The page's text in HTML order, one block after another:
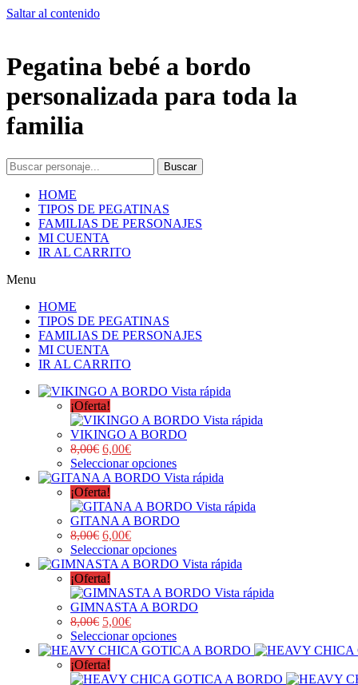
Saltar al contenido
Pegatina bebé a bordo
personalizada para toda la
familia
Buscar
HOME
TIPOS DE PEGATINAS
FAMILIAS DE PERSONAJES
MI CUENTA
IR AL CARRITO
Menu
HOME
TIPOS DE PEGATINAS
FAMILIAS DE PERSONAJES
MI CUENTA
IR AL CARRITO
Vista rápida
¡Oferta!
Vista rápida
VIKINGO A BORDO
8,00€ 6,00€
Seleccionar opciones
Vista rápida
¡Oferta!
Vista rápida
GITANA A BORDO
8,00€ 6,00€
Seleccionar opciones
Vista rápida
¡Oferta!
Vista rápida
GIMNASTA A BORDO
8,00€ 5,00€
Seleccionar opciones
¡Oferta!